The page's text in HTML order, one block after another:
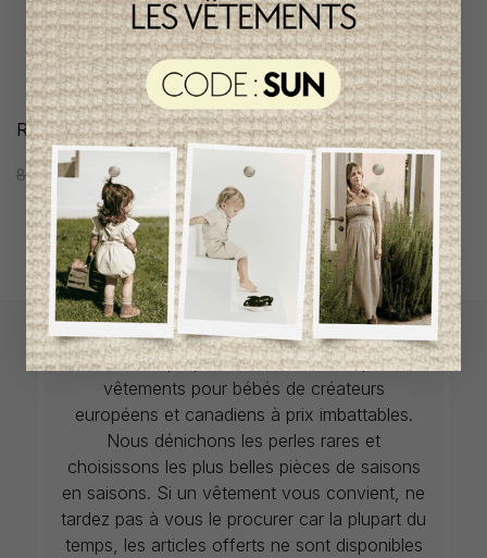
Robe Mimapi Fille
86,95$CA 47,95$CA
L`Enfantillon propose des collections pour de
vêtements pour bébés de créateurs
européens et canadiens à prix imbattables.
Nous dénichons les perles rares et
choisissons les plus belles pièces de saisons
en saisons. Si un vêtement vous convient, ne
tardez pas à vous le procurer car la plupart du
temps, les articles offerts ne sont disponibles